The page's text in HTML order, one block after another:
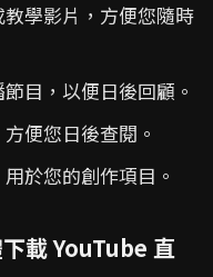
教學影片，方便您隨時
目，以便日後回顧。
便您日後查閱。
於您的創作項目。
載 YouTube 直